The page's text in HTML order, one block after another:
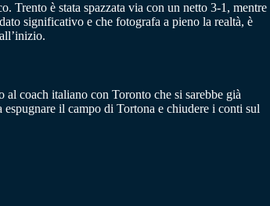
Trento è stata spazzata via con un netto 3-1, mentre
significativo e che fotografa a pieno la realtà, è
coach italiano con Toronto che si sarebbe già
il campo di Tortona e chiudere i conti sul